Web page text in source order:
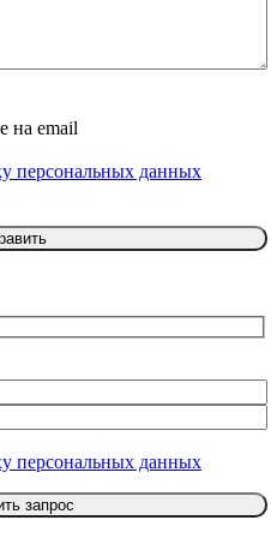
на email
персональных данных
персональных данных